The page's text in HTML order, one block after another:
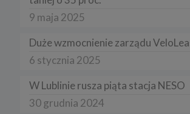
9 maja 2025
Duże wzmocnienie zarządu
6 stycznia 2025
W Lublinie rusza piąta stacja NESO
30 grudnia 2024